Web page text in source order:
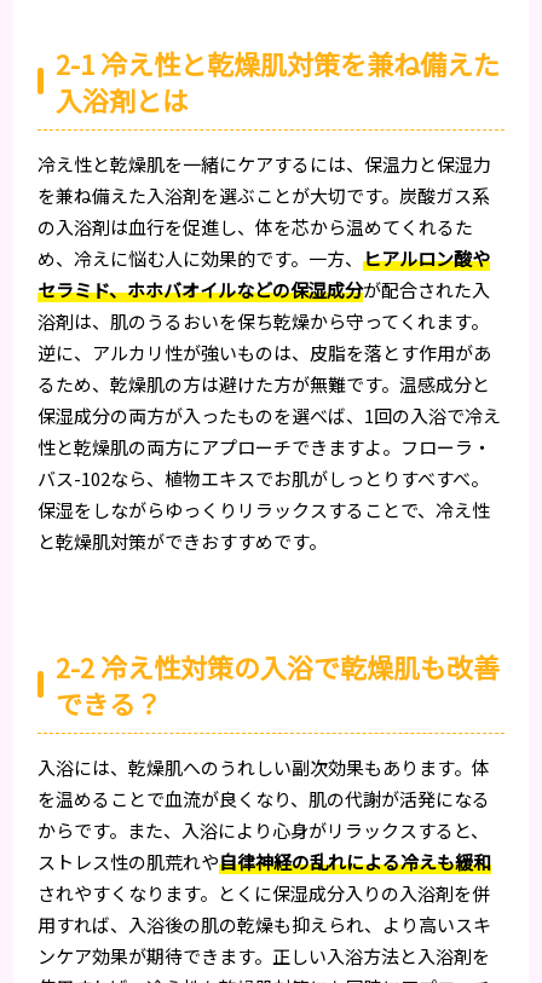
2-1 冷え性と乾燥肌対策を兼ね備えた
入浴剤とは
冷え性と乾燥肌を一緒にケアするには、保温力と保湿力
を兼ね備えた入浴剤を選ぶことが大切です。炭酸ガス系
の入浴剤は血行を促進し、体を芯から温めてくれるた
め、冷えに悩む人に効果的です。一方、ヒアルロン酸や
セラミド、ホホバオイルなどの保湿成分が配合された入
浴剤は、肌のうるおいを保ち乾燥から守ってくれます。
逆に、アルカリ性が強いものは、皮脂を落とす作用があ
るため、乾燥肌の方は避けた方が無難です。温感成分と
保湿成分の両方が入ったものを選べば、1回の入浴で冷え
性と乾燥肌の両方にアプローチできますよ。フローラ・
バス-102なら、植物エキスでお肌がしっとりすべすべ。
保湿をしながらゆっくりリラックスすることで、冷え性
と乾燥肌対策ができおすすめです。
2-2 冷え性対策の入浴で乾燥肌も改善
できる？
入浴には、乾燥肌へのうれしい副次効果もあります。体
を温めることで血流が良くなり、肌の代謝が活発になる
からです。また、入浴により心身がリラックスすると、
ストレス性の肌荒れや自律神経の乱れによる冷えも緩和
されやすくなります。とくに保湿成分入りの入浴剤を併
用すれば、入浴後の肌の乾燥も抑えられ、より高いスキ
ンケア効果が期待できます。正しい入浴方法と入浴剤を